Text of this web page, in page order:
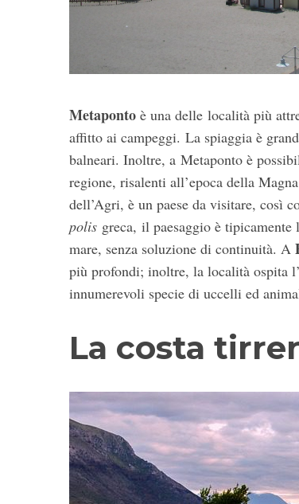
Metaponto è una delle località più
affitto ai campeggi. La spiaggia è
balneari. Inoltre, a Metaponto è
regione, risalenti all’epoca della
dell’Agri, è un paese da visitare, così
polis greca, il paesaggio è
mare, senza soluzione di continuità. A
più profondi; inoltre, la località ospita
innumerevoli specie di uccelli ed
La costa